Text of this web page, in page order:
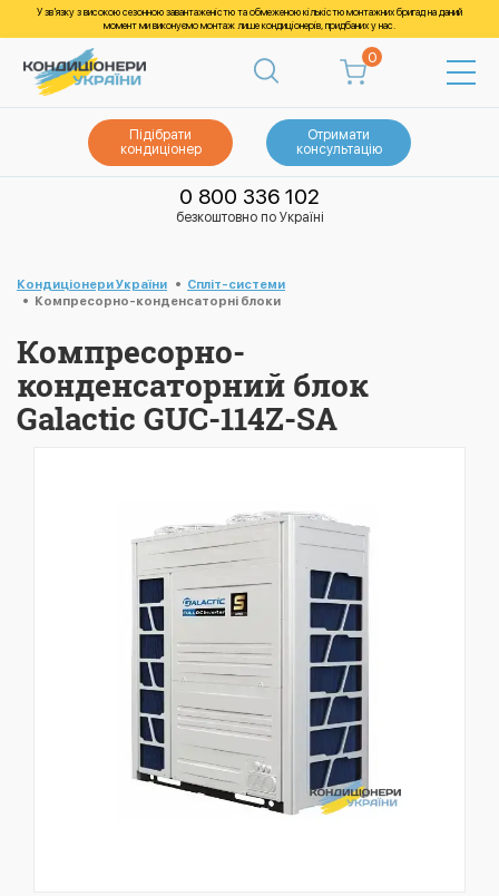
У зв’язку з високою сезонною завантаженістю та обмеженою кількістю монтажних бригад на даний
момент ми виконуємо монтаж лише кондиціонерів, придбаних у нас.
0
Підібрати
кондиціонер
Отримати
консультацію
0 800 336 102
безкоштовно по Україні
Кондиціонери України
Спліт-системи
Компресорно-конденсаторні блоки
Компресорно-
конденсаторний блок
Galactic GUC-114Z-SA